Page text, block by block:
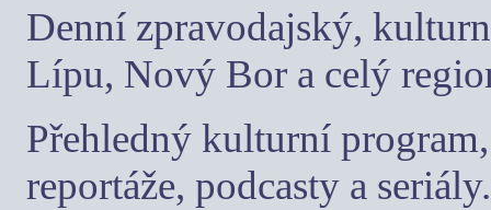
Denní zpravodajský,
Lípu, Nový Bor a celý
Přehledný kulturní
reportáže, podcasty a seriály.